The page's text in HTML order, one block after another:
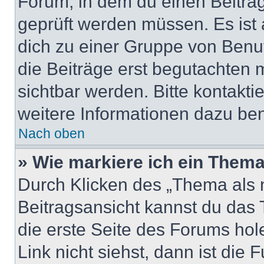
geprüft werden müssen. Es
dich zu einer Gruppe von
die Beiträge erst begutachten
sichtbar werden. Bitte
weitere Informationen dazu
Nach oben
» Wie markiere ich ein
Durch Klicken des „Thema
Beitragsansicht kannst du
die erste Seite des Forums
Link nicht siehst, dann ist die